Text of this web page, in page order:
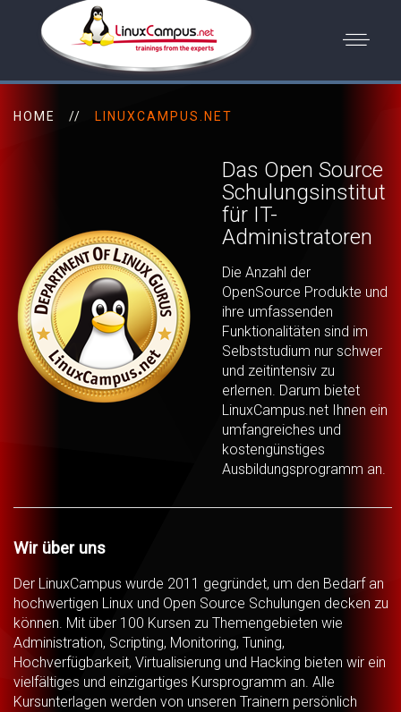
HOME LINUXCAMPUS.NET
Das Open Source
Schulungsinstitut
für IT-
Administratoren
Die Anzahl der
OpenSource Produkte und
ihre umfassenden
Funktionalitäten sind im
Selbststudium nur schwer
und zeitintensiv zu
erlernen. Darum bietet
LinuxCampus.net Ihnen ein
umfangreiches und
kostengünstiges
Ausbildungsprogramm an.
Wir über uns
Der LinuxCampus wurde 2011 gegründet, um den Bedarf an
hochwertigen Linux und Open Source Schulungen decken zu
können. Mit über 100 Kursen zu Themengebieten wie
Administration, Scripting, Monitoring, Tuning,
Hochverfügbarkeit, Virtualisierung und Hacking bieten wir ein
vielfältiges und einzigartiges Kursprogramm an. Alle
Kursunterlagen werden von unseren Trainern persönlich